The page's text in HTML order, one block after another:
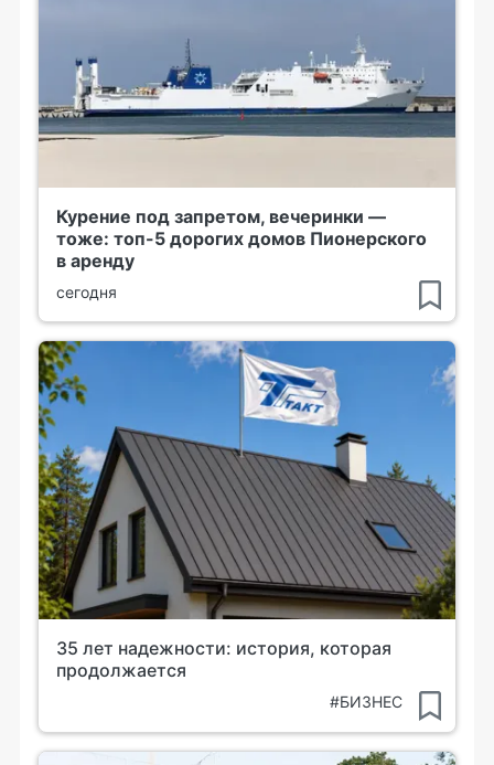
Курение под запретом, вечеринки —
тоже: топ-5 дорогих домов Пионерского
в аренду
сегодня
35 лет надежности: история, которая
продолжается
#БИЗНЕС